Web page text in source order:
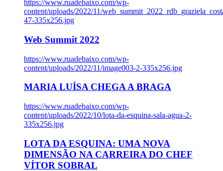
https://www.ruadebaixo.com/wp-
content/uploads/2022/11/
47-335x256.jpg
Web Summit 2022
https://www.ruadebaixo.com/wp-
content/uploads/2022/11/image003-2-335x256.jpg
MARIA LUÍSA CHEGA A BRAGA
https://www.ruadebaixo.com/wp-
content/uploads/2022/10/lota-da-esquina-sala-agua-2-
335x256.jpg
LOTA DA ESQUINA: UMA NOVA
DIMENSÃO NA CARREIRA DO CHEF
VÍTOR SOBRAL